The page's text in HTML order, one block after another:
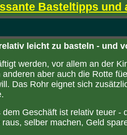
Basteltipps und
leicht zu basteln - und
werden, vor allem an der
aber auch die Rotte
Das Rohr eignet sich
Geschäft ist relativ teuer -
selber machen, Geld